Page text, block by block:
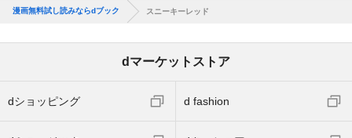
漫画無料試し読みならdブック スニーキーレッド
dマーケットストア
dショッピング d fashion